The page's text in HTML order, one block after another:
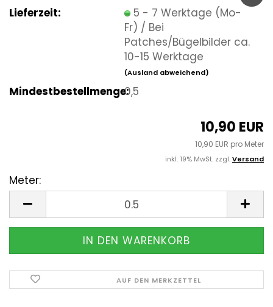
Lieferzeit:
5 - 7 Werktage (Mo-
Fr) / Bei
Patches/Bügelbilder ca.
10-15 Werktage
(Ausland abweichend)
Mindestbestellmenge:0,5
10,90 EUR
10,90 EUR pro Meter
inkl. 19% MwSt. zzgl.Versand
Meter:
AUF DEN MERKZETTEL